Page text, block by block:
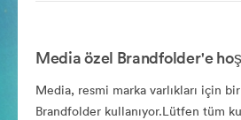
Media özel Brandfolder'e
Media, resmi marka varlıkları için
Brandfolder kullanıyor.Lütfen tüm